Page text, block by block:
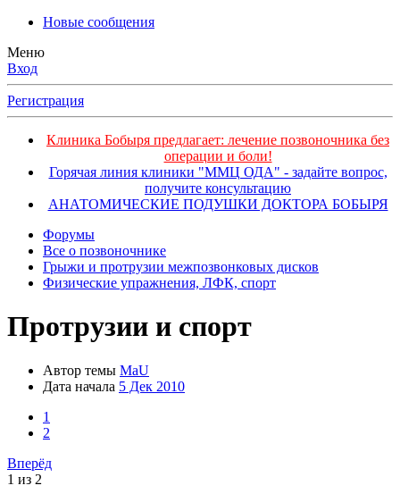
Новые сообщения
Меню
Вход
Регистрация
Клиника Бобыря предлагает: лечение позвоночника без
операции и боли!
Горячая линия клиники "ММЦ ОДА" - задайте вопрос,
получите консультацию
АНАТОМИЧЕСКИЕ ПОДУШКИ ДОКТОРА БОБЫРЯ
Форумы
Все о позвоночнике
Грыжи и протрузии межпозвонковых дисков
Физические упражнения, ЛФК, спорт
Протрузии и спорт
Автор темы MaU
Дата начала 5 Дек 2010
1
2
Вперёд
1 из 2